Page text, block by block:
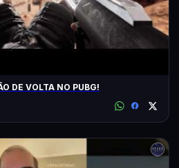
DE VOLTA NO PUBG!